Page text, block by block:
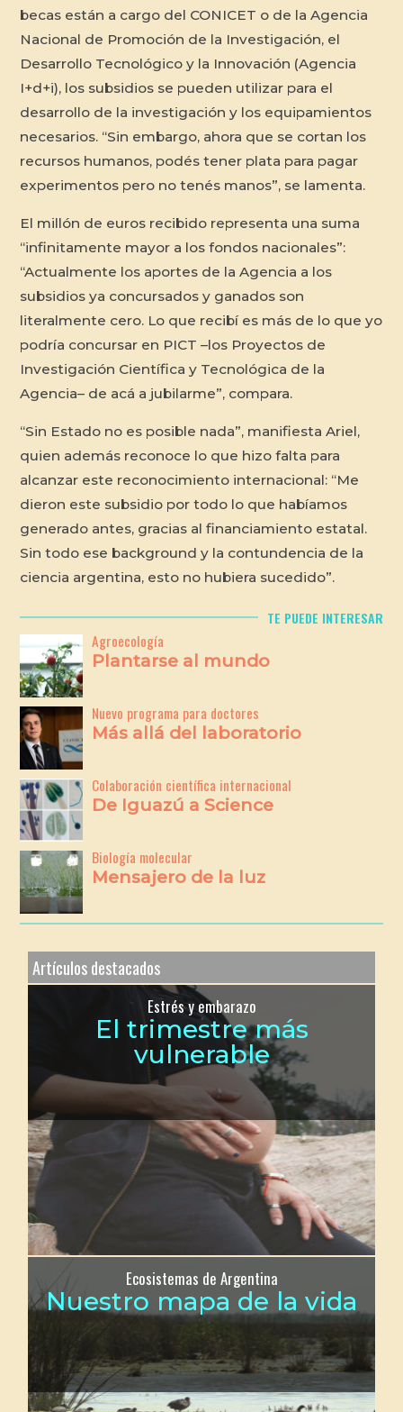
becas están a cargo del CONICET o de la Agencia
Nacional de Promoción de la Investigación, el
Desarrollo Tecnológico y la Innovación (Agencia
I+d+i), los subsidios se pueden utilizar para el
desarrollo de la investigación y los equipamientos
necesarios. “Sin embargo, ahora que se cortan los
recursos humanos, podés tener plata para pagar
experimentos pero no tenés manos”, se lamenta.
El millón de euros recibido representa una suma
“infinitamente mayor a los fondos nacionales”:
“Actualmente los aportes de la Agencia a los
subsidios ya concursados y ganados son
literalmente cero. Lo que recibí es más de lo que yo
podría concursar en PICT –los Proyectos de
Investigación Científica y Tecnológica de la
Agencia– de acá a jubilarme”, compara.
“Sin Estado no es posible nada”, manifiesta Ariel,
quien además reconoce lo que hizo falta para
alcanzar este reconocimiento internacional: “Me
dieron este subsidio por todo lo que habíamos
generado antes, gracias al financiamiento estatal.
Sin todo ese background y la contundencia de la
ciencia argentina, esto no hubiera sucedido”.
TE PUEDE INTERESAR
Agroecología
Plantarse al mundo
Nuevo programa para doctores
Más allá del laboratorio
Colaboración científica internacional
De Iguazú a Science
Biología molecular
Mensajero de la luz
Artículos destacados
Estrés y embarazo
El trimestre más
vulnerable
Ecosistemas de Argentina
Nuestro mapa de la vida